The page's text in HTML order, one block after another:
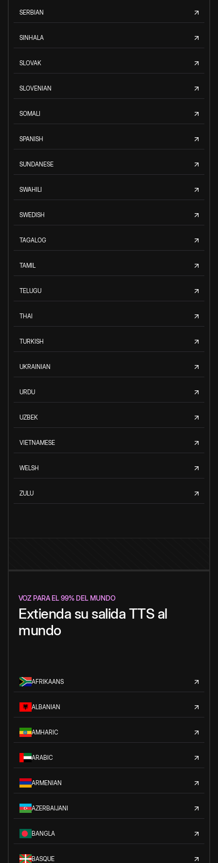
SERBIAN
SINHALA
SLOVAK
SLOVENIAN
SOMALI
SPANISH
SUNDANESE
SWAHILI
SWEDISH
TAGALOG
TAMIL
TELUGU
THAI
TURKISH
UKRAINIAN
URDU
UZBEK
VIETNAMESE
WELSH
ZULU
VOZ PARA EL 99% DEL MUNDO
Extienda su salida TTS al
mundo
AFRIKAANS
ALBANIAN
AMHARIC
ARABIC
ARMENIAN
AZERBAIJANI
BANGLA
BASQUE